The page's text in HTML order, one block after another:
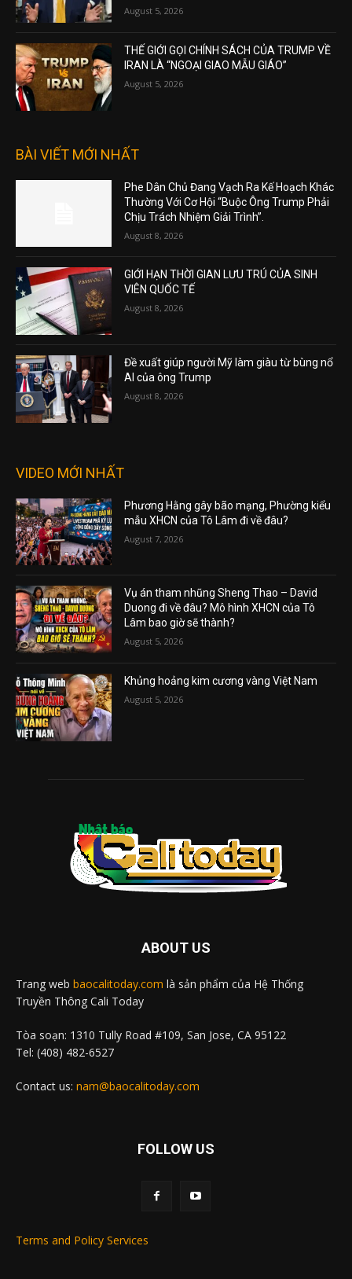
August 5, 2026
THẾ GIỚI GỌI CHÍNH SÁCH CỦA TRUMP VỀ
IRAN LÀ “NGOẠI GIAO MẪU GIÁO”
August 5, 2026
BÀI VIẾT MỚI NHẤT
Phe Dân Chủ Đang Vạch Ra Kế Hoạch Khác
Thường Với Cơ Hội “Buộc Ông Trump Phải
Chịu Trách Nhiệm Giải Trình”.
August 8, 2026
GIỚI HẠN THỜI GIAN LƯU TRÚ CỦA SINH
VIÊN QUỐC TẾ
August 8, 2026
Đề xuất giúp người Mỹ làm giàu từ bùng nổ
AI của ông Trump
August 8, 2026
VIDEO MỚI NHẤT
Phương Hằng gây bão mạng, Phường kiểu
mẫu XHCN của Tô Lâm đi về đâu?
August 7, 2026
Vụ án tham nhũng Sheng Thao – David
Duong đi về đâu? Mô hình XHCN của Tô
Lâm bao giờ sẽ thành?
August 5, 2026
Khủng hoảng kim cương vàng Việt Nam
August 5, 2026
ABOUT US
Trang web baocalitoday.com là sản phẩm của Hệ Thống
Truyền Thông Cali Today
Tòa soạn: 1310 Tully Road #109, San Jose, CA 95122
Tel: (408) 482-6527
Contact us: nam@baocalitoday.com
FOLLOW US
Terms and Policy Services